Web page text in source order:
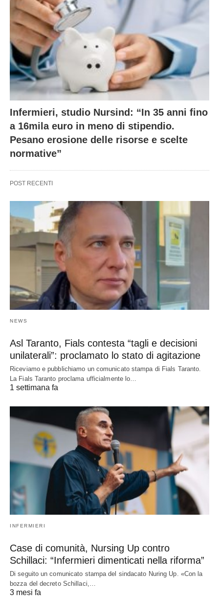
Infermieri, studio Nursind: “In 35 anni fino
a 16mila euro in meno di stipendio.
Pesano erosione delle risorse e scelte
normative”
POST RECENTI
NEWS
Asl Taranto, Fials contesta “tagli e decisioni
unilaterali”: proclamato lo stato di agitazione
Riceviamo e pubblichiamo un comunicato stampa di Fials Taranto.
La Fials Taranto proclama ufficialmente lo…
1 settimana fa
INFERMIERI
Case di comunità, Nursing Up contro
Schillaci: “Infermieri dimenticati nella riforma”
Di seguito un comunicato stampa del sindacato Nuring Up. «Con la
bozza del decreto Schillaci,…
3 mesi fa